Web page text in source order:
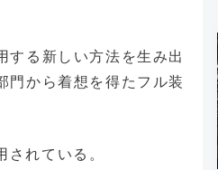
する新しい方法を生み出
門から着想を得たフル装
れている。